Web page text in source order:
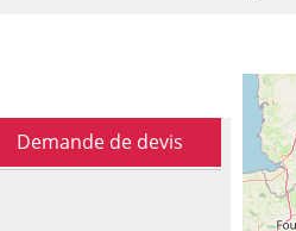
Demande de devis